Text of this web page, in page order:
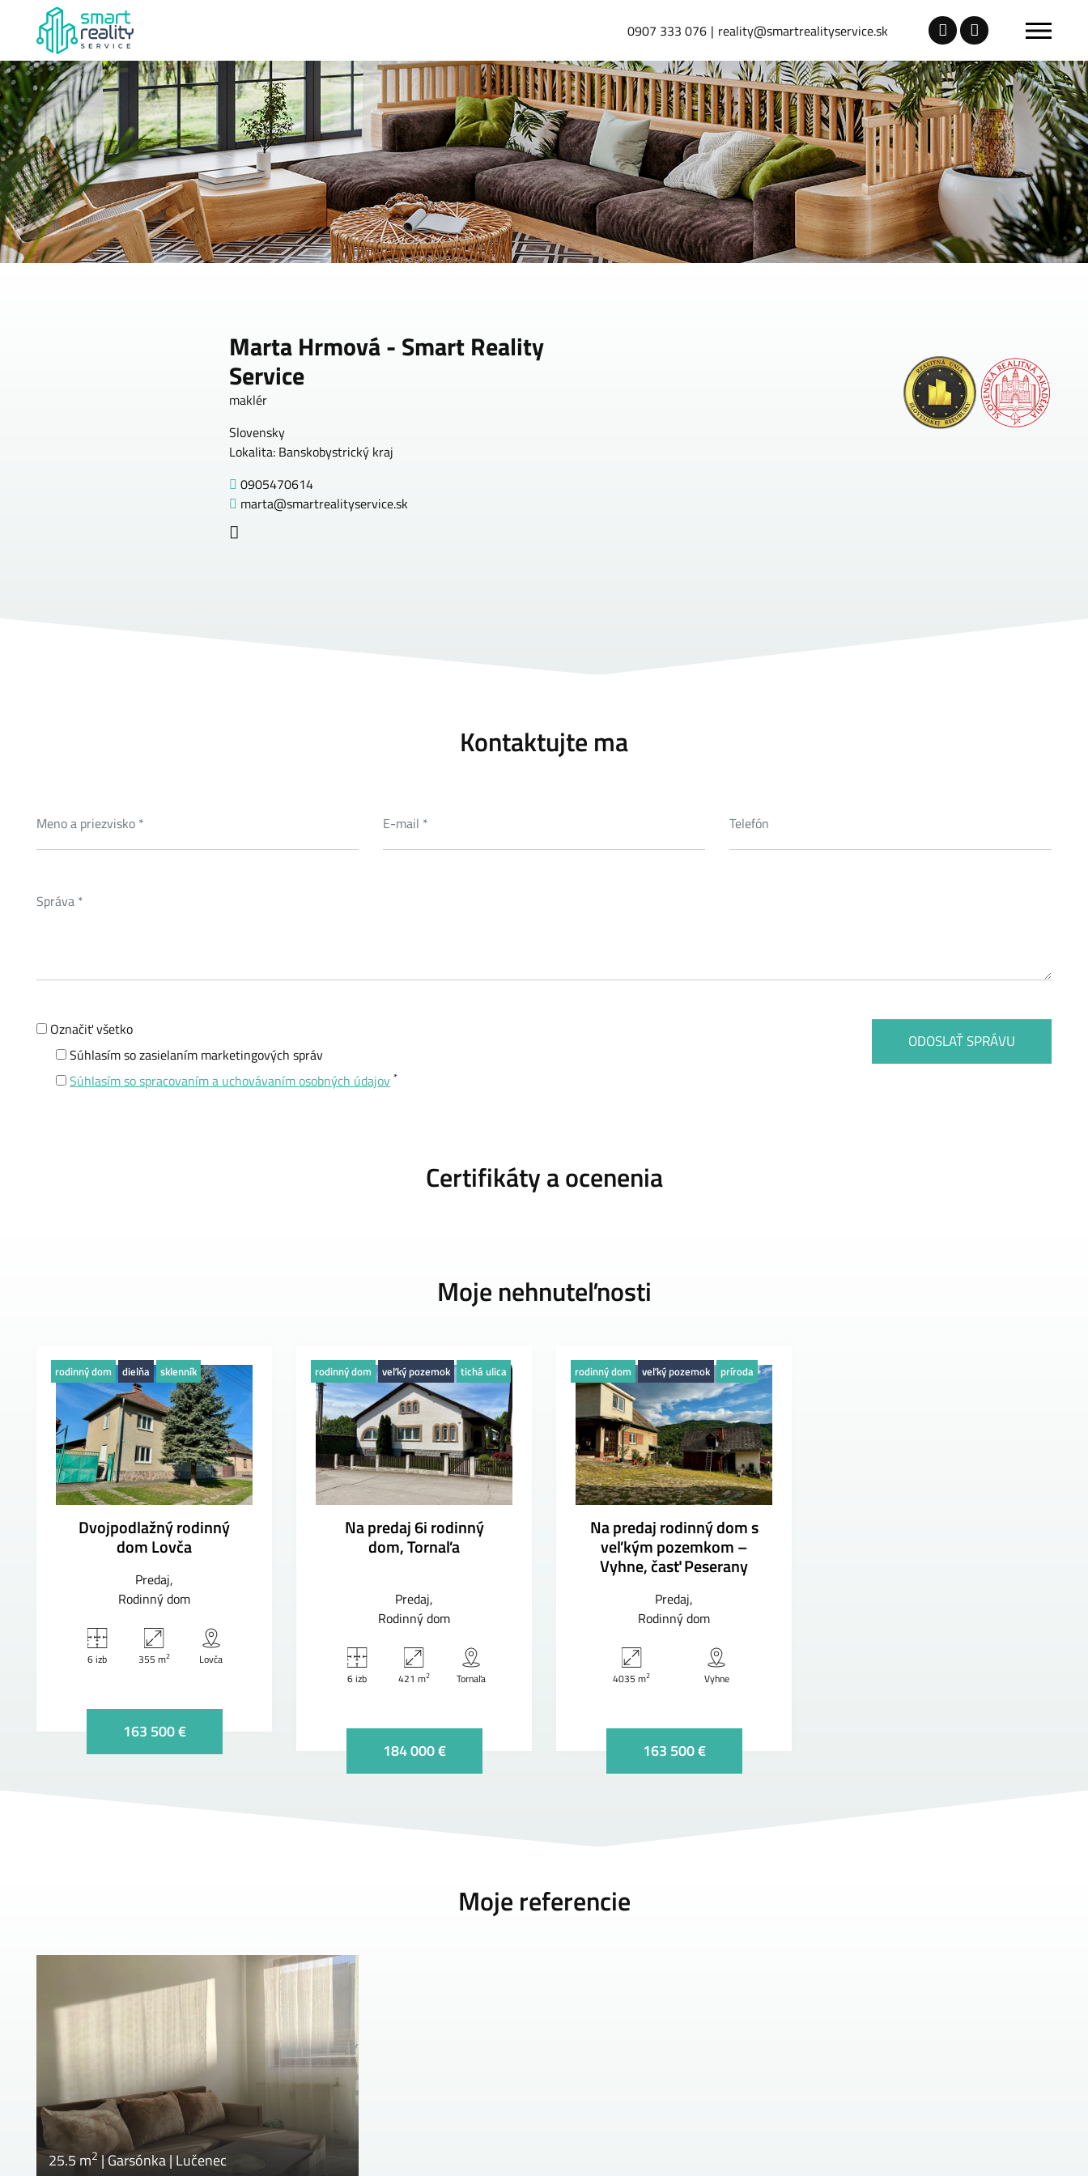
0907 333 076 reality@smartrealityservice.sk
Marta Hrmová - Smart Reality
Service
maklér
Slovensky
Lokalita: Banskobystrický kraj
0905470614
marta@smartrealityservice.sk
Kontaktujte ma
Označiť všetko
Súhlasím so zasielaním marketingových správ
Súhlasím so spracovaním a uchovávaním osobných údajov *
Certifikáty a ocenenia
Moje nehnuteľnosti
rodinný dom dielňa sklenník
Dvojpodlažný rodinný
dom Lovča
Predaj
Rodinný dom
6 izb 355 m2 Lovča
163 500 €
rodinný dom veľký pozemok tichá ulica
Na predaj 6i rodinný
dom, Tornaľa
Predaj
Rodinný dom
6 izb 421 m2 Tornaľa
184 000 €
rodinný dom veľký pozemok príroda
Na predaj rodinný dom s
veľkým pozemkom –
Vyhne, časť Peserany
Predaj
Rodinný dom
4035 m2 Vyhne
163 500 €
Moje referencie
25.5 m2 |Garsónka| Lučenec